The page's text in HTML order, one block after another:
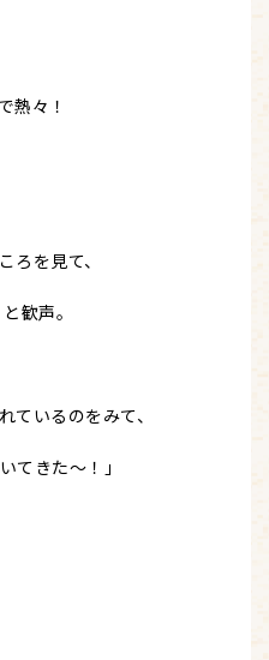
熱々！
ろを見て、
歓声。
ているのをみて、
てきた～！」